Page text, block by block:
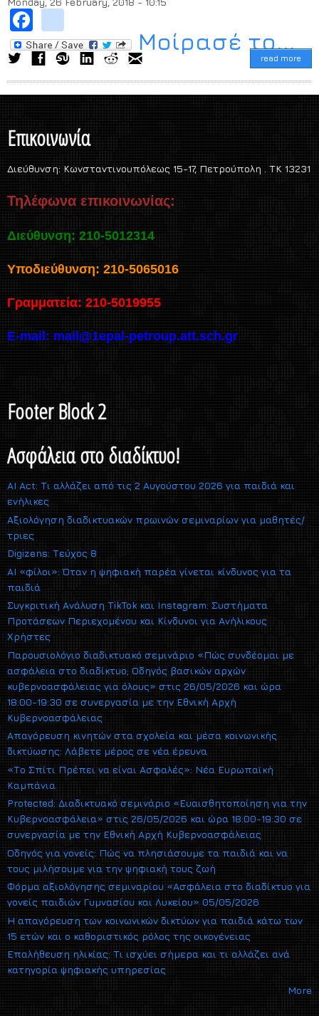
Μοίρασέ το...
read more
Επικοινωνία
Διεύθυνση: Κωνσταντινουπόλεως 15-17, Πετρούπολη . TK 13231
Τηλέφωνα επικοινωνίας:
Διεύθυνση: 210-5012314
Υποδιεύθυνση: 210-5065016
Γραμματεία: 210-5019955
E-mail: mail@1epal-petroup.att.sch.gr
Footer Block 2
Ασφάλεια στο διαδίκτυο!
AI Act: Τι αλλάζει από τις 2 Αυγούστου 2026 για παιδιά και
ενήλικες
Αξιολόγηση διαδικτυακών πρωινών σεμιναρίων για μαθητές/
τριες
Digizens: Τεύχος 8
AI «φίλοι»: Όταν η ψηφιακή παρέα γίνεται κίνδυνος για τα
παιδιά
Συγκριτική Ανάλυση TikTok και Instagram: Συστήματα
Προτάσεων Περιεχομένου και Κίνδυνοι για Ανήλικους
Χρήστες
Παρουσιολόγιο διαδικτυακό σεμινάριο «Πώς συνδέομαι με
ασφάλεια στο διαδίκτυο; Οδηγός βασικών αρχών
κυβερνοασφάλειας για όλους» στις 26/05/2026 και ώρα
18:00-19:30 σε συνεργασία με την Εθνική Αρχή
Κυβερνοασφάλειας
Απαγόρευση κινητών στα σχολεία και μέσα κοινωνικής
δικτύωσης: Λάβετε μέρος σε νέα έρευνα
«Το Σπίτι Πρέπει να είναι Ασφαλές»: Νέα Ευρωπαϊκή
Καμπάνια
Protected: Διαδικτυακό σεμινάριο «Ευαισθητοποίηση για την
Κυβερνοασφάλεια» στις 26/05/2026 και ώρα 18:00-19:30 σε
συνεργασία με την Εθνική Αρχή Κυβερνοασφάλειας
Οδηγός για γονείς: Πώς να πλησιάσουμε τα παιδιά και να
τους μιλήσουμε για την ψηφιακή τους ζωή
Φόρμα αξιολόγησης σεμιναρίου «Ασφάλεια στο διαδίκτυο για
γονείς παιδιών Γυμνασίου και Λυκείου» 05/05/2026
Η απαγόρευση των κοινωνικών δικτύων για παιδιά κάτω των
15 ετών και ο καθοριστικός ρόλος της οικογένειας
Επαλήθευση ηλικίας: Τι ισχύει σήμερα και τι αλλάζει ανά
κατηγορία ψηφιακής υπηρεσίας
More